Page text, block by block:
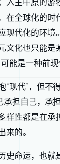
入主中原的游
在全球化的时
现代化的环境
文化也只能是
能是一种前现
“现代”，但不
承担自己，承
样性都是在承
来的。
史命运，也就